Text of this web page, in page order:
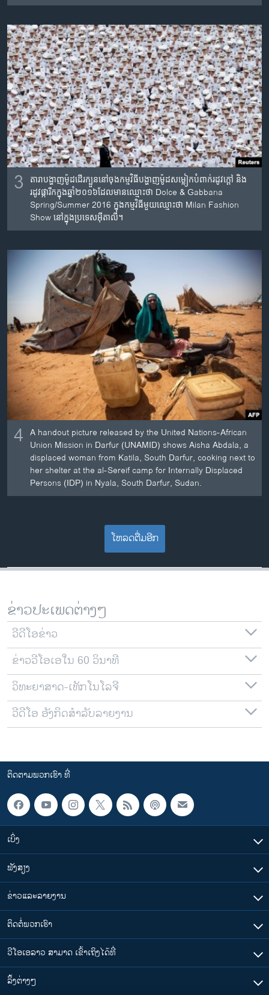
3 តារា​បង្ហាញ​ម៉ូដ​ដើរ​ក្បួន​នៅ​ចុង​កម្មវិធី​បង្ហាញ​ម៉ូដ​សម្លៀកបំពាក់​រដូវ​ក្តៅ និង​
រដូវ​ផ្ការីក​ក្នុង​ឆ្នាំ​២០១៦​ដែល​មាន​ឈ្មោះ​ថា Dolce & Gabbana
Spring/Summer 2016 ក្នុង​កម្មវិធី​មួយ​ឈ្មោះ​ថា Milan Fashion
Show នៅ​ក្នុង​ប្រទេស​អ៊ីតាលី។
4 A handout picture released by the United Nations-African
Union Mission in Darfur (UNAMID) shows Aisha Abdala, a
displaced woman from Katila, South Darfur, cooking next to
her shelter at the al-Sereif camp for Internally Displaced
Persons (IDP) in Nyala, South Darfur, Sudan.
ໂຫລດຕື່ມອີກ
ຂ່າວປະເພດຕ່າງໆ
ວີດີໂອຂ່າວ
ຂ່າວວີໂອເອໃນ 60 ວິນາທີ
ວິທະຍາສາດ-ເທັກໂນໂລຈີ
ວີດີໂອ ອັງກິດສຳລັບລາຍງານ
ຕິດຕາມພວກເຮົາ ທີ່
ເບິ່ງ
ຟັງສຽງ
ຂ່າວແລະລາຍງານ
ຕິດຕໍ່ພວກເຮົາ
ວີໂອເອລາວ ສາມາດ ເຂົ້າເຖິງໄດ້ທີ່
​ລິ້ງ​ຕ່າງໆ